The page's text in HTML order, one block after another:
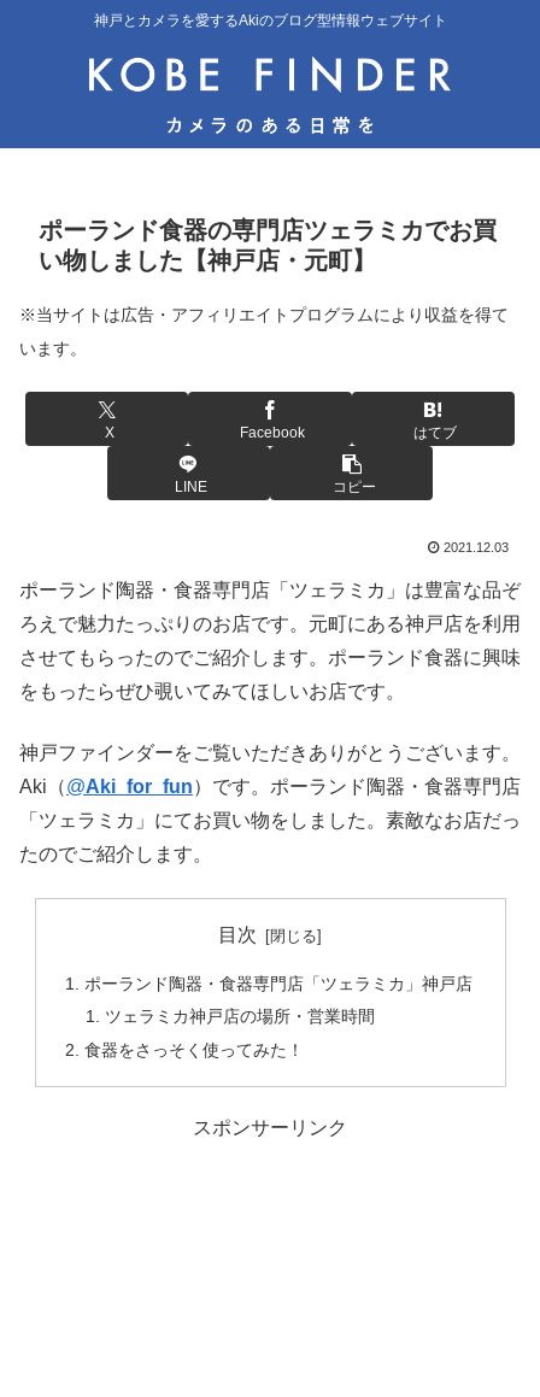
神戸とカメラを愛するAkiのブログ型情報ウェブサイト
ポーランド食器の専門店ツェラミカでお買
い物しました【神戸店・元町】
※当サイトは広告・アフィリエイトプログラムにより収益を得て
います。
X Facebook はてブ
LINE コピー
2021.12.03
ポーランド陶器・食器専門店「ツェラミカ」は豊富な品ぞ
ろえで魅力たっぷりのお店です。元町にある神戸店を利用
させてもらったのでご紹介します。ポーランド食器に興味
をもったらぜひ覗いてみてほしいお店です。
神戸ファインダーをご覧いただきありがとうございます。
Aki（@Aki_for_fun）です。ポーランド陶器・食器専門店
「ツェラミカ」にてお買い物をしました。素敵なお店だっ
たのでご紹介します。
目次
ポーランド陶器・食器専門店「ツェラミカ」神戸店
ツェラミカ神戸店の場所・営業時間
食器をさっそく使ってみた！
スポンサーリンク